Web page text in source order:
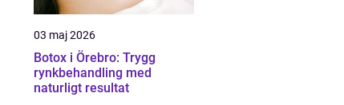
03 maj 2026
Botox i Örebro: Trygg
rynkbehandling med
naturligt resultat